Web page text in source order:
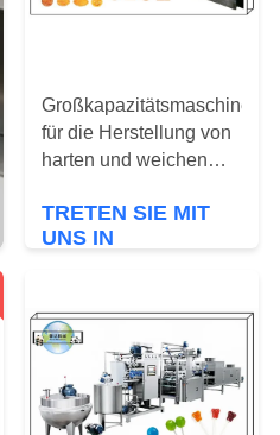
Großkapazitätsmaschinen
für die Herstellung von
harten und weichen
TRETEN SIE MIT
UNS IN